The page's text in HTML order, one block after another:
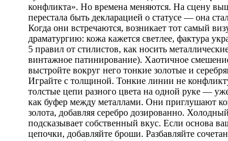
конфликта». Но времена меняются. На сцену
перестала быть декларацией о статусе — она
Когда они встречаются, возникает тот самый
драматургию: кожа кажется светлее, фактура
5 правил от стилистов, как носить
винтажное патинирование). Хаотичное
выстройте вокруг него тонкие золотые и
Играйте с толщиной. Тонкие линии не
толстые цепи разного цвета на одной руке —
как буфер между металлами. Они приглушают
золота, добавляя серебро дозированно.
подсказывает собственный вкус. Если основа
цепочки, добавляйте броши. Разбавляйте